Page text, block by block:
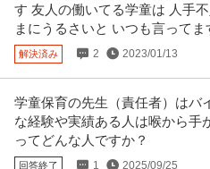
す 友人の働いてる学童は 人手
まにうるさいと いつも言ってま
解決済み 2 2023/01/13
学童保育の先生（責任者）はバ
な経験や実績ある人は喉から手
ってどんな人ですか？
回答終了 1 2025/09/25